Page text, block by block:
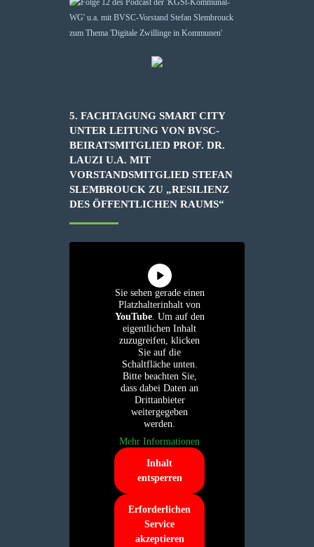
5. FACHTAGUNG SMART CITY
UNTER LEITUNG VON BVSC-
BEIRATSMITGLIED PROF. DR.
LAUZI U.A. MIT
VORSTANDSMITGLIED STEFAN
SLEMBROUCK ZU „RESILIENZ
DES ÖFFENTLICHEN RAUMS“
Sie sehen gerade einen
Platzhalterinhalt von
YouTube. Um auf den
eigentlichen Inhalt
zuzugreifen, klicken
Sie auf die
Schaltfläche unten.
Bitte beachten Sie,
dass dabei Daten an
Drittanbieter
weitergegeben
werden.
Mehr Informationen
Inhalt
entsperren
Erforderlichen
Service
akzeptieren